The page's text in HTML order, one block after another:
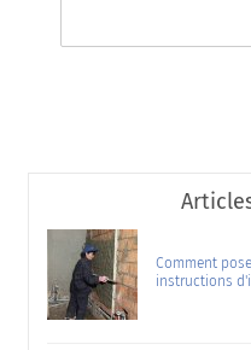
Comment
instructions